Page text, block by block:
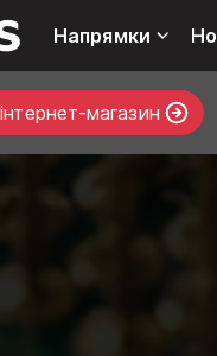
Напрямки
магазин